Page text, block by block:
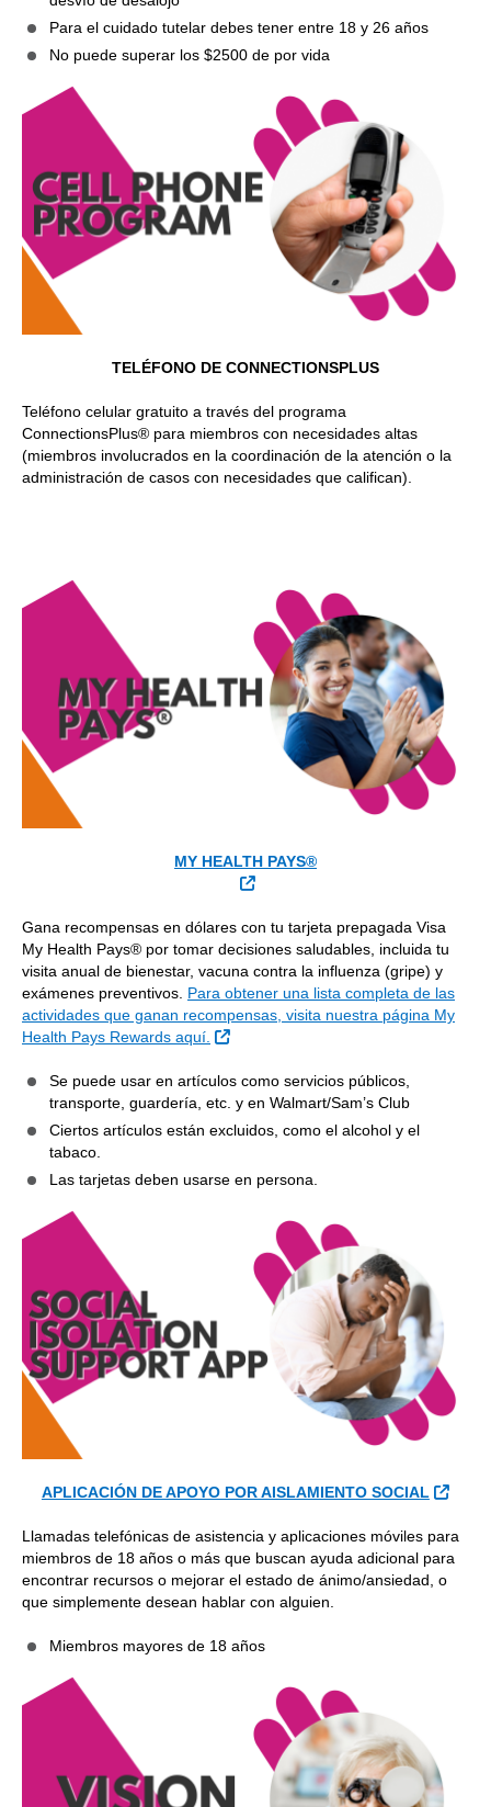
Para el cuidado tutelar debes tener entre 18 y 26 años
No puede superar los $2500 de por vida
TELÉFONO DE CONNECTIONSPLUS
Teléfono celular gratuito a través del programa
ConnectionsPlus® para miembros con necesidades altas
(miembros involucrados en la coordinación de la atención o la
administración de casos con necesidades que califican).
MY HEALTH PAYS®
Sitio Externo
Gana recompensas en dólares con tu tarjeta prepagada Visa
My Health Pays® por tomar decisiones saludables, incluida tu
visita anual de bienestar, vacuna contra la influenza (gripe) y
exámenes preventivos. Para obtener una lista completa de las
actividades que ganan recompensas, visita nuestra página My
Health Pays Rewards aquí.
Sitio Externo
Se puede usar en artículos como servicios públicos,
transporte, guardería, etc. y en Walmart/Sam’s Club
Ciertos artículos están excluidos, como el alcohol y el
tabaco.
Las tarjetas deben usarse en persona.
APLICACIÓN DE APOYO POR AISLAMIENTO SOCIAL Sitio
Llamadas telefónicas de asistencia y aplicaciones móviles para
miembros de 18 años o más que buscan ayuda adicional para
encontrar recursos o mejorar el estado de ánimo/ansiedad, o
que simplemente desean hablar con alguien.
Miembros mayores de 18 años